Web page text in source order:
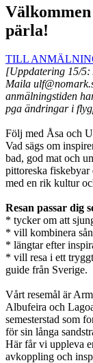
pärla!
TILL
[Uppdatering 15/5:
Maila
anmälningstiden
pga ändringar i
Följ med Åsa och
Vad sägs om
bad, god mat och
pittoreska
med en rik kultur
Resan passar dig
* tycker om att
* vill kombinera
* längtar efter
* vill resa i ett
guide från Sverige.
Vårt resemål är
Albufeira och
semesterstad som
för sin långa
Här får vi uppleva
avkoppling och